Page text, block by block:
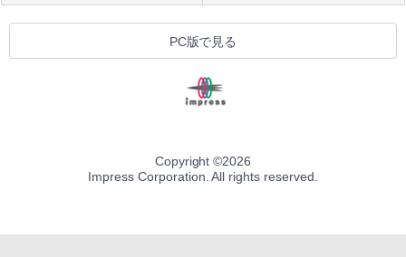
PC版で見る
Copyright ©2026
Impress Corporation. All rights reserved.